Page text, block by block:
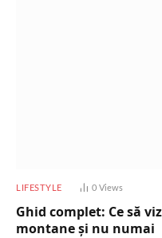
LIFESTYLE 0 Views
Ghid complet: Ce să
montane și nu numai